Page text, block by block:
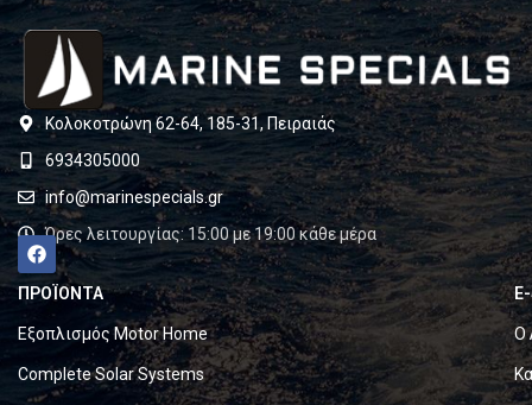
Κολοκοτρώνη 62-64, 185-31, Πειραιάς
6934305000
info@marinespecials.gr
Ώρες λειτουργίας: 15:00 με 19:00 κάθε μέρα
ΠΡΟΪΟΝΤΑ
Εξοπλισμός Motor Home
Complete Solar Systems
Ο